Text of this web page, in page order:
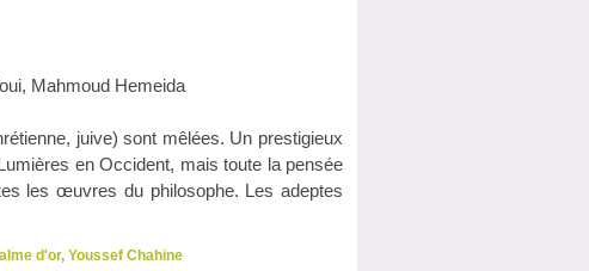
Mahmoud Hemeida
juive) sont mêlées. Un prestigieux
en Occident, mais toute la pensée
les œuvres du philosophe. Les adeptes
d'or, Youssef Chahine